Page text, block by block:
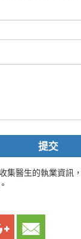
提交
集醫生的執業資訊